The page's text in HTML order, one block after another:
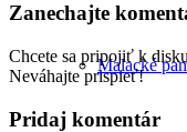
Malacké
Zanechajte
Chcete sa pripojiť k
Neváhajte prispieť!
Pridaj komentár